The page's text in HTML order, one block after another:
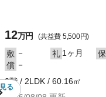
見る
12万円 (共益費 5,500円)
敷 － 礼 1ヶ月 保
償 －
2階 / 2LDK / 60.16㎡